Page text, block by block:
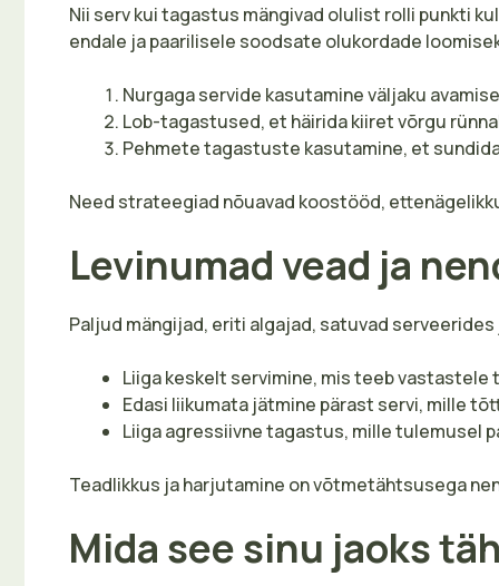
Nii serv kui tagastus mängivad olulist rolli punkti
endale ja paarilisele soodsate olukordade
Nurgaga servide kasutamine väljaku
Lob-tagastused, et häirida kiiret võrgu
Pehmete tagastuste kasutamine, et
Need strateegiad nõuavad koostööd,
Levinumad vead ja
Paljud mängijad, eriti algajad, satuvad
Liiga keskelt servimine, mis teeb vastastele
Edasi liikumata jätmine pärast servi, mille
Liiga agressiivne tagastus, mille tulemusel
Teadlikkus ja harjutamine on võtmetähtsusega
Mida see sinu jaoks